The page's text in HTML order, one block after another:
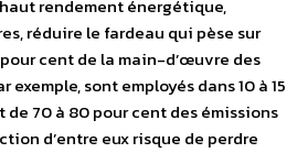
rendement énergétique,
réduire le fardeau qui pèse sur
pour cent de la main-d’œuvre des
sont employés dans 10 à 15
70 à 80 pour cent des émissions
d’entre eux risque de perdre